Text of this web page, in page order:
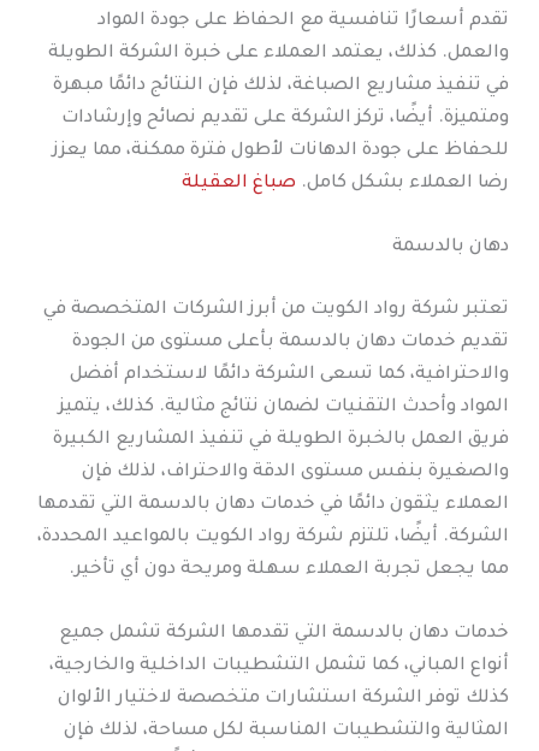
تقدم أسعارًا تنافسية مع الحفاظ على جودة المواد
والعمل. كذلك، يعتمد العملاء على خبرة الشركة الطويلة
في تنفيذ مشاريع الصباغة، لذلك فإن النتائج دائمًا مبهرة
ومتميزة. أيضًا، تركز الشركة على تقديم نصائح وإرشادات
للحفاظ على جودة الدهانات لأطول فترة ممكنة، مما يعزز
رضا العملاء بشكل كامل. صباغ العقيلة
دهان بالدسمة
تعتبر شركة رواد الكويت من أبرز الشركات المتخصصة في
تقديم خدمات دهان بالدسمة بأعلى مستوى من الجودة
والاحترافية، كما تسعى الشركة دائمًا لاستخدام أفضل
المواد وأحدث التقنيات لضمان نتائج مثالية. كذلك، يتميز
فريق العمل بالخبرة الطويلة في تنفيذ المشاريع الكبيرة
والصغيرة بنفس مستوى الدقة والاحتراف، لذلك فإن
العملاء يثقون دائمًا في خدمات دهان بالدسمة التي تقدمها
الشركة. أيضًا، تلتزم شركة رواد الكويت بالمواعيد المحددة،
مما يجعل تجربة العملاء سهلة ومريحة دون أي تأخير.
خدمات دهان بالدسمة التي تقدمها الشركة تشمل جميع
أنواع المباني، كما تشمل التشطيبات الداخلية والخارجية،
كذلك توفر الشركة استشارات متخصصة لاختيار الألوان
المثالية والتشطيبات المناسبة لكل مساحة، لذلك فإن